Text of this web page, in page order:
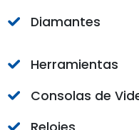
Diamantes
Herramientas
Consolas de